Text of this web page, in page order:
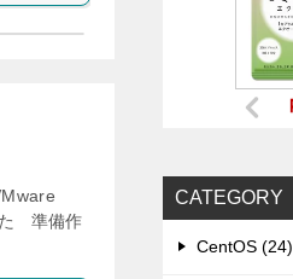
た 準備作
CATEGORY
CentOS (24)